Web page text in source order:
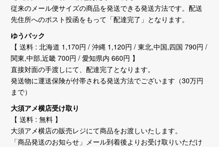
従来のメール便サイズの商品を発送できる発送方法です。配送
先住所へのポスト投函をもって「配達完了」となります。
ゆうパック
【 送料 : 北海道 1,170円 / 沖縄 1,120円 / 東北,中国,四国 790円 /
関東,中部,近畿 700円 / 愛知県内 660円 】
直接対面の手渡しにて、配達完了となります。
発送物に運送保険が付帯される発送方法でございます（30万円
まで）
大須アメ横店受け取り
【 送料 : 無料 】
大須アメ横店の販売レジにて商品をお渡しいたします。
「商品発送のお知らせ」メール到着後よりお受け取りいただけ